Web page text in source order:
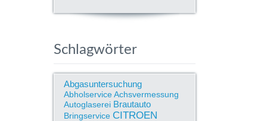
Schlagwörter
Abgasuntersuchung
AbholserviceAchsvermessung
Autoglaserei Brautauto
Bringservice CITROEN